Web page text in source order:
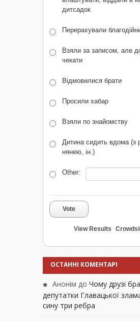
дитсадок
Перерахували
Взяли за записом, але
чекати
Відмовилися брати
Просили хабар
Взяли по знайомству
Дитина сидить вдома (з
нянею, ін.)
Other:
Vote
View Results
ОСТАННІ КОМЕНТАРІ
Анонім до Чому друзі
депутатки Главацької
сину три ребра